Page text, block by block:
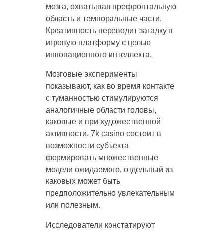
мозга, охватывая префронтальную
область и темпоральные части.
Креативность переводит загадку в
игровую платформу с целью
инновационного интеллекта.
Мозговые эксперименты
показывают, как во время контакте
с туманностью стимулируются
аналогичные области головы,
каковые и при художественной
активности. 7k casino состоит в
возможности субъекта
формировать множественные
модели ожидаемого, отдельный из
каковых может быть
предположительно увлекательным
или полезным.
Исследователи констатируют